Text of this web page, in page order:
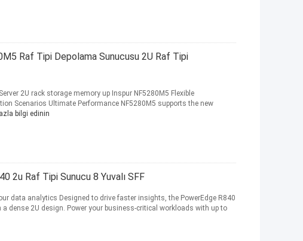
Raf Tipi Depolama Sunucusu 2U Raf Tipi
2U rack storage memory up Inspur NF5280M5 Flexible
Scenarios Ultimate Performance NF5280M5 supports the new
bilgi edinin
2u Raf Tipi Sunucu 8 Yuvalı SFF
data analytics Designed to drive faster insights, the PowerEdge R840
dense 2U design. Power your business-critical workloads with up to